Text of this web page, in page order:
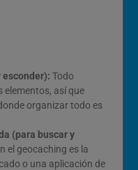
esconder): Todo
elementos, así que
organizar todo es
(para buscar y
el geocaching es la
o una aplicación de